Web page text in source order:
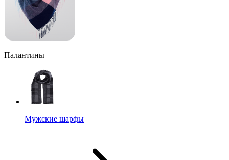
Палантины
Мужские шарфы